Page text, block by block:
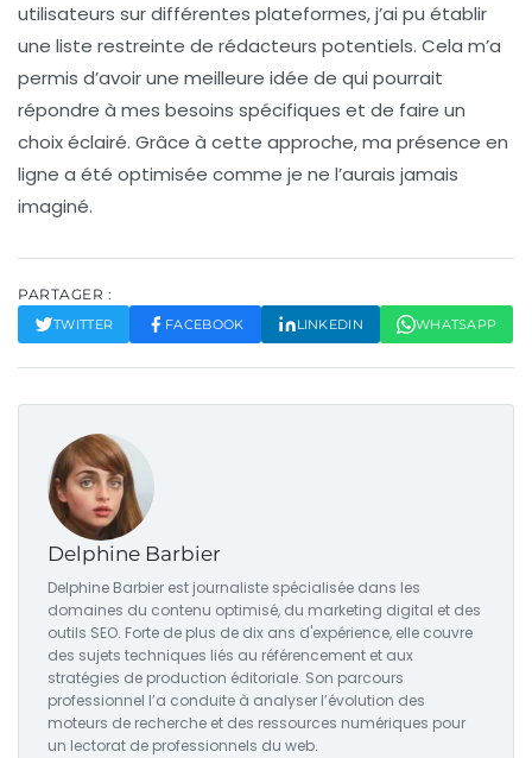
utilisateurs sur différentes plateformes, j’ai pu établir
une liste restreinte de rédacteurs potentiels. Cela m’a
permis d’avoir une meilleure idée de qui pourrait
répondre à mes besoins spécifiques et de faire un
choix éclairé. Grâce à cette approche, ma présence en
ligne a été optimisée comme je ne l’aurais jamais
imaginé.
PARTAGER :
TWITTER FACEBOOK LINKEDIN WHATSAPP
Delphine Barbier
Delphine Barbier est journaliste spécialisée dans les
domaines du contenu optimisé, du marketing digital et des
outils SEO. Forte de plus de dix ans d'expérience, elle couvre
des sujets techniques liés au référencement et aux
stratégies de production éditoriale. Son parcours
professionnel l’a conduite à analyser l’évolution des
moteurs de recherche et des ressources numériques pour
un lectorat de professionnels du web.